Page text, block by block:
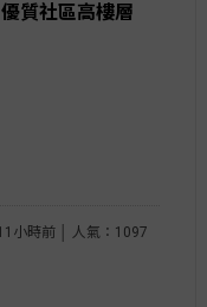
質社區高樓層
小時前 │ 人氣：1097